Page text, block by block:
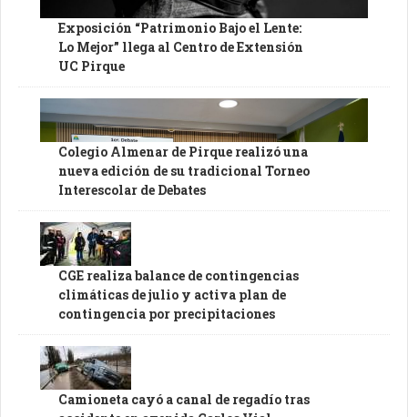
Exposición “Patrimonio Bajo el Lente:
Lo Mejor” llega al Centro de Extensión
UC Pirque
Colegio Almenar de Pirque realizó una
nueva edición de su tradicional Torneo
Interescolar de Debates
CGE realiza balance de contingencias
climáticas de julio y activa plan de
contingencia por precipitaciones
Camioneta cayó a canal de regadío tras